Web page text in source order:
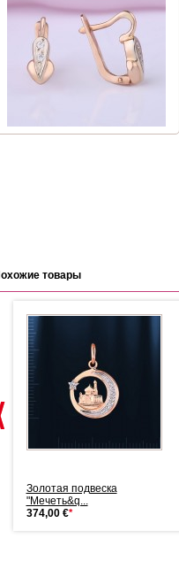
товары
Золотая подвеска
"Мечеть&q...
374,00 €*